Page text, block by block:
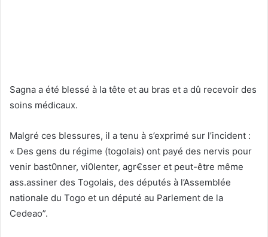
Sagna a été blessé à la tête et au bras et a dû recevoir des
soins médicaux.
Malgré ces blessures, il a tenu à s’exprimé sur l’incident :
« Des gens du régime (togolais) ont payé des nervis pour
venir bast0nner, vi0lenter, agr€sser et peut-être même
ass.assiner des Togolais, des députés à l’Assemblée
nationale du Togo et un député au Parlement de la
Cedeao”.